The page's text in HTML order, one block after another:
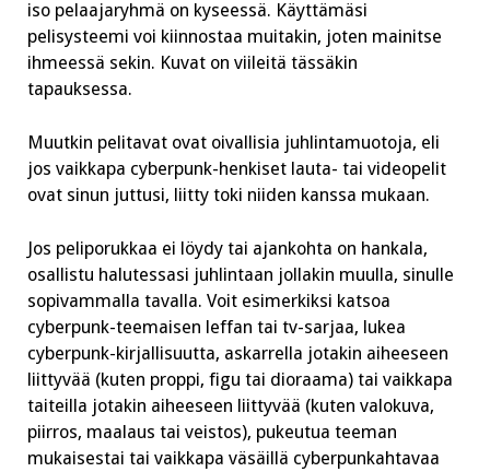
iso pelaajaryhmä on kyseessä. Käyttämäsi
pelisysteemi voi kiinnostaa muitakin, joten mainitse
ihmeessä sekin. Kuvat on viileitä tässäkin
tapauksessa.
Muutkin pelitavat ovat oivallisia juhlintamuotoja, eli
jos vaikkapa cyberpunk-henkiset lauta- tai videopelit
ovat sinun juttusi, liitty toki niiden kanssa mukaan.
Jos peliporukkaa ei löydy tai ajankohta on hankala,
osallistu halutessasi juhlintaan jollakin muulla, sinulle
sopivammalla tavalla. Voit esimerkiksi katsoa
cyberpunk-teemaisen leffan tai tv-sarjaa, lukea
cyberpunk-kirjallisuutta, askarrella jotakin aiheeseen
liittyvää (kuten proppi, figu tai dioraama) tai vaikkapa
taiteilla jotakin aiheeseen liittyvää (kuten valokuva,
piirros, maalaus tai veistos), pukeutua teeman
mukaisestai tai vaikkapa väsäillä cyberpunkahtavaa